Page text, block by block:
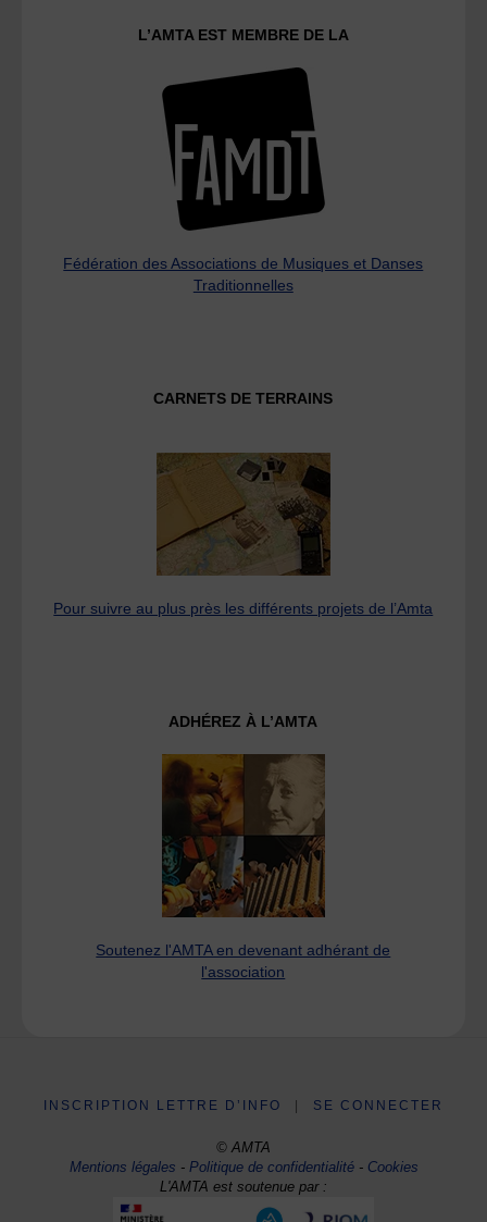
L’AMTA EST MEMBRE DE LA
Fédération des Associations de Musiques et Danses
Traditionnelles
CARNETS DE TERRAINS
Pour suivre au plus près les différents projets de l’Amta
ADHÉREZ À L’AMTA
Soutenez l'AMTA en devenant adhérant de
l'association
INSCRIPTION LETTRE D’INFO SE CONNECTER
© AMTA
Mentions légales -Politique de confidentialité- Cookies
L'AMTA est soutenue par :